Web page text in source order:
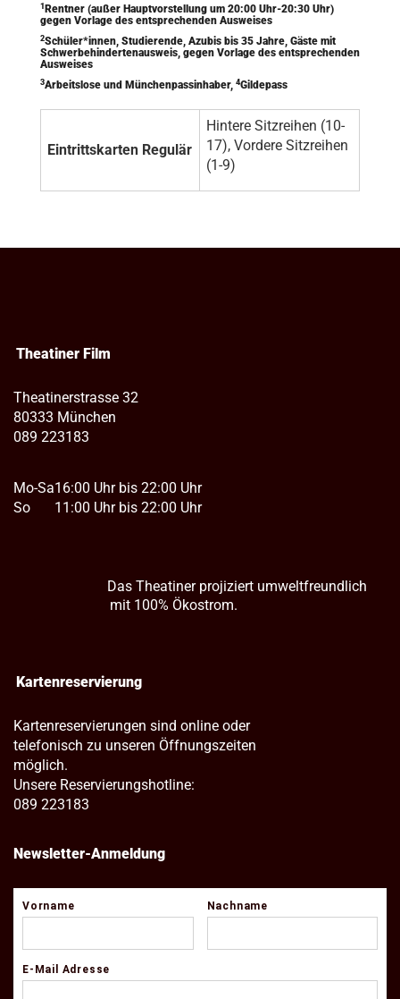
1 Rentner (außer Hauptvorstellung um 20:00 Uhr-20:30 Uhr)
gegen Vorlage des entsprechenden Ausweises
2Schüler*innen, Studierende, Azubis bis 35 Jahre, Gäste mit
Schwerbehindertenausweis, gegen Vorlage des entsprechenden
Ausweises
3Arbeitslose und Münchenpassinhaber, 4Gildepass
Eintrittskarten Regulär
Hintere Sitzreihen (10-
17), Vordere Sitzreihen
(1-9)
Theatiner Film
Theatinerstrasse 32
80333 München
089 223183
Mo-Sa
So
16:00 Uhr bis 22:00 Uhr
11:00 Uhr bis 22:00 Uhr
Das Theatiner projiziert umweltfreundlich
mit 100% Ökostrom.
Kartenreservierung
Kartenreservierungen sind online oder
telefonisch zu unseren Öffnungszeiten
möglich.
Unsere Reservierungshotline:
089 223183
Newsletter-Anmeldung